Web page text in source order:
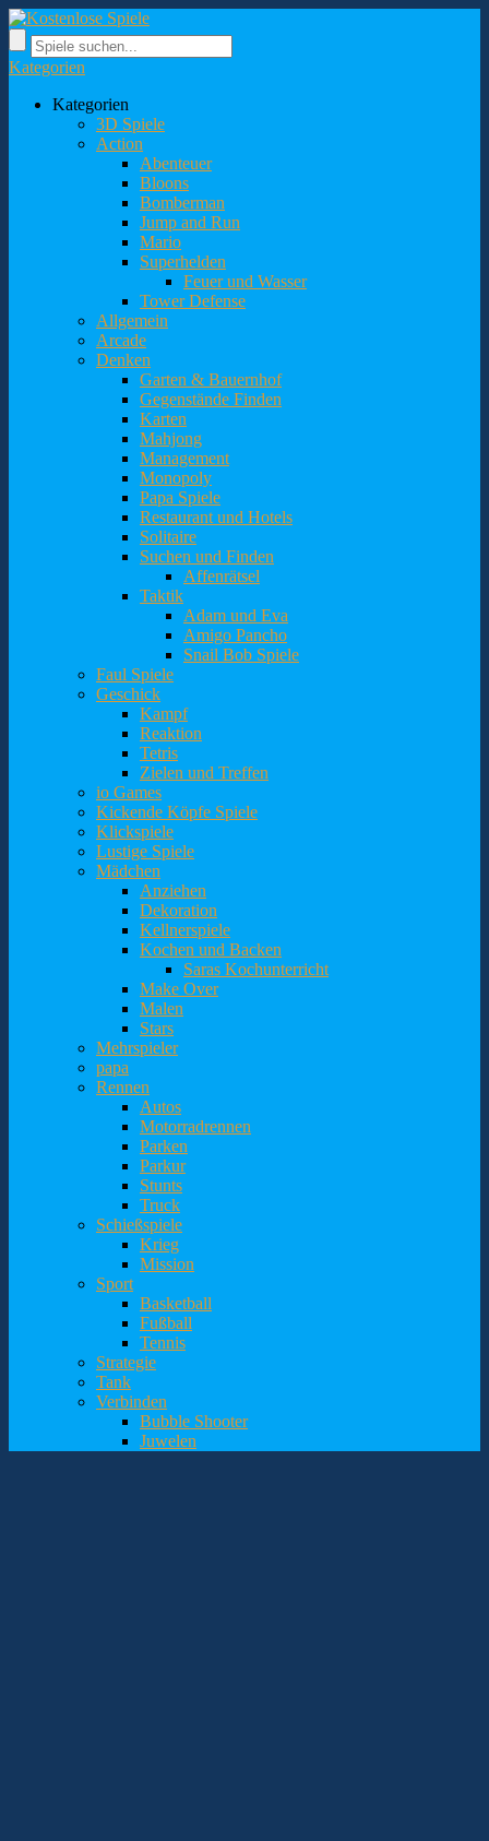
Kategorien
Kategorien
3D Spiele
Action
Abenteuer
Bloons
Bomberman
Jump and Run
Mario
Superhelden
Feuer und Wasser
Tower Defense
Allgemein
Arcade
Denken
Garten & Bauernhof
Gegenstände Finden
Karten
Mahjong
Management
Monopoly
Papa Spiele
Restaurant und Hotels
Solitaire
Suchen und Finden
Affenrätsel
Taktik
Adam und Eva
Amigo Pancho
Snail Bob Spiele
Faul Spiele
Geschick
Kampf
Reaktion
Tetris
Zielen und Treffen
io Games
Kickende Köpfe Spiele
Klickspiele
Lustige Spiele
Mädchen
Anziehen
Dekoration
Kellnerspiele
Kochen und Backen
Saras Kochunterricht
Make Over
Malen
Stars
Mehrspieler
papa
Rennen
Autos
Motorradrennen
Parken
Parkur
Stunts
Truck
Schießspiele
Krieg
Mission
Sport
Basketball
Fußball
Tennis
Strategie
Tank
Verbinden
Bubble Shooter
Juwelen